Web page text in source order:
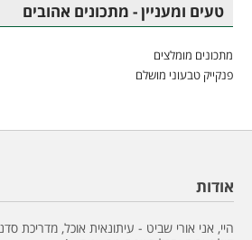
טעים ומעניין - מתכונים אהובים
מתכונים מומלצים
פנקייק טבעוני מושלם
אודות
היי, אני אורי שביט - עיתונאית אוכל, מדריכת